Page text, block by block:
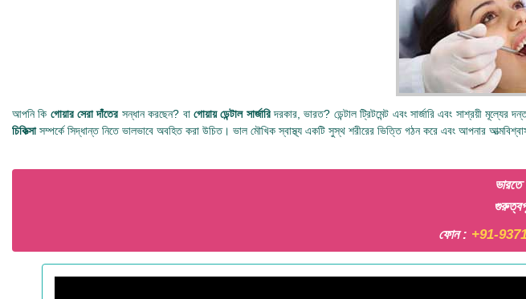
আপনি কি গোয়ার সেরা দাঁতের সন্ধান করছেন? বা গোয়ায় ডেন্টাল সার্জারিদরকার, ভারত? ডেন্টাল ট্রিটমেন্ট এবং সার্জারি এবং সাশ্রয়ী মূল্যের
চিকিত্সাসম্পর্কে সিদ্ধান্ত নিতে ভালভাবে অবহিত করা উচিত। ভাল মৌখিক স্বাস্থ্য একটি সুস্থ শরীরের ভিত্তি গঠন করে এবং আপনার
ভারতে
ফোন : +91-